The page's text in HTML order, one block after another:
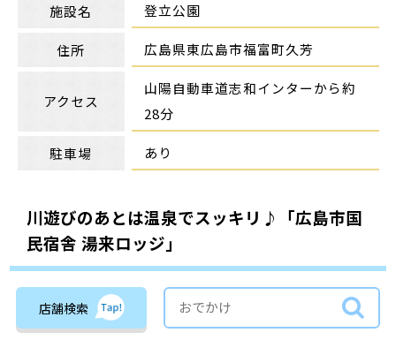
施設名 登立公園
住所 広島県東広島市福富町久芳
アクセス
山陽自動車道志和インターから約
28分
駐車場 あり
川遊びのあとは温泉でスッキリ♪「広島市国
民宿舎 湯来ロッジ」
店舗検索